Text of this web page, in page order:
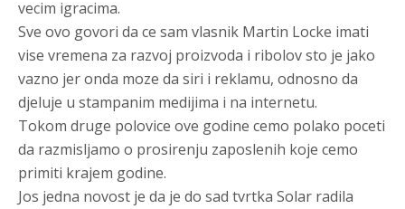
vecim igracima.
Sve ovo govori da ce sam vlasnik Martin Locke imati
vise vremena za razvoj proizvoda i ribolov sto je jako
vazno jer onda moze da siri i reklamu, odnosno da
djeluje u stampanim medijima i na internetu.
Tokom druge polovice ove godine cemo polako poceti
da razmisljamo o prosirenju zaposlenih koje cemo
primiti krajem godine.
Jos jedna novost je da je do sad tvrtka Solar radila